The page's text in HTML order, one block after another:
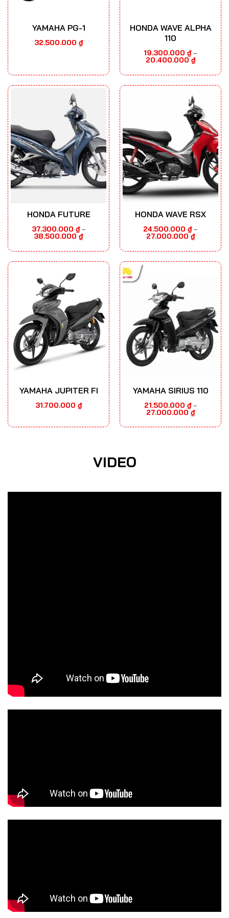
YAMAHA PG-1
32.500.000 ₫
HONDA WAVE ALPHA
110
19.300.000 ₫ –
20.400.000₫Khoảng
giá:
19.300.000
HONDA FUTURE
37.300.000 ₫ –
38.500.000₫Khoảng
37.300.000 ₫
38.500.000 ₫
HONDA WAVE RSX
24.500.000 ₫ –
27.000.000₫Khoảng
giá:
YAMAHA JUPITER FI
31.700.000 ₫
YAMAHA SIRIUS 110
21.500.000 ₫ –
27.000.000₫Khoảng
giá:
21.500.000
VIDEO